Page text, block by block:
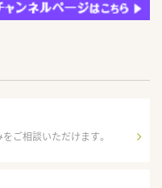
ご相談いただけます。